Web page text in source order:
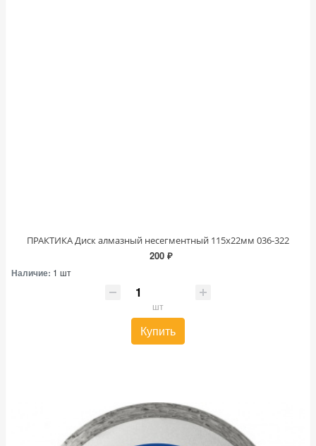
ПРАКТИКА Диск алмазный несегментный 115х22мм 036-322
200 ₽
Наличие: 1 шт
шт
Купить